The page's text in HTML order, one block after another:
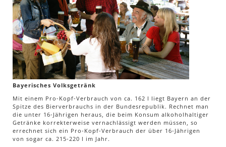
Bayerisches Volksgetränk
Mit einem Pro-Kopf-Verbrauch von ca. 162 l liegt Bayern an der
Spitze des Bierverbrauchs in der Bundesrepublik. Rechnet man
die unter 16-Jährigen heraus, die beim Konsum alkoholhaltiger
Getränke korrekterweise vernachlässigt werden müssen, so
errechnet sich ein Pro-Kopf-Verbrauch der über 16-Jährigen
von sogar ca. 215-220 l im Jahr.